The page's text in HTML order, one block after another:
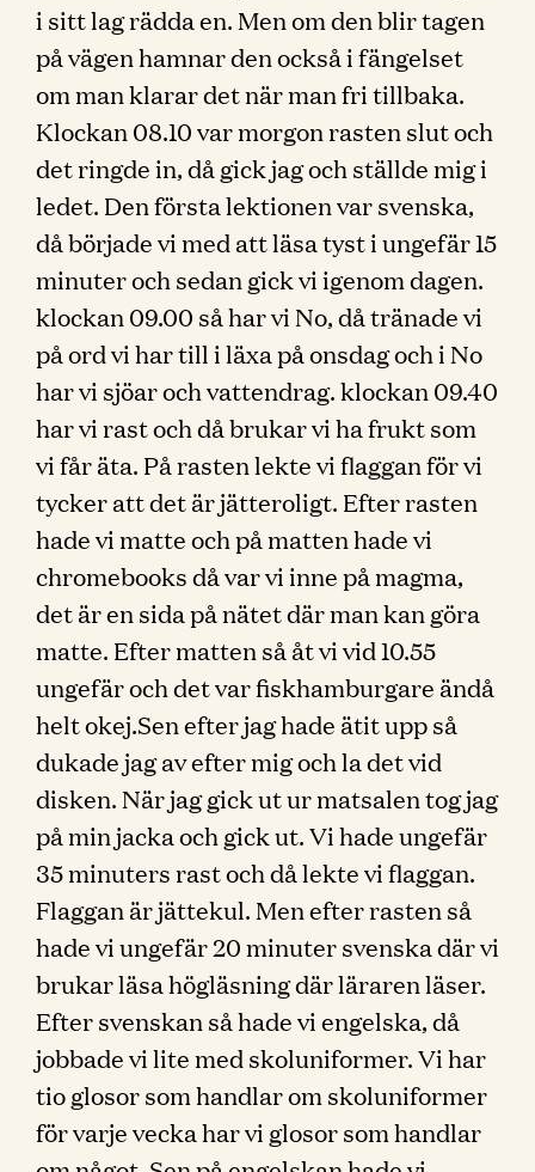
i sitt lag rädda en. Men om den blir tagen
på vägen hamnar den också i fängelset
om man klarar det när man fri tillbaka.
Klockan 08.10 var morgon rasten slut och
det ringde in, då gick jag och ställde mig i
ledet. Den första lektionen var svenska,
då började vi med att läsa tyst i ungefär 15
minuter och sedan gick vi igenom dagen.
klockan 09.00 så har vi No, då tränade vi
på ord vi har till i läxa på onsdag och i No
har vi sjöar och vattendrag. klockan 09.40
har vi rast och då brukar vi ha frukt som
vi får äta. På rasten lekte vi flaggan för vi
tycker att det är jätteroligt. Efter rasten
hade vi matte och på matten hade vi
chromebooks då var vi inne på magma,
det är en sida på nätet där man kan göra
matte. Efter matten så åt vi vid 10.55
ungefär och det var fiskhamburgare ändå
helt okej.Sen efter jag hade ätit upp så
dukade jag av efter mig och la det vid
disken. När jag gick ut ur matsalen tog jag
på min jacka och gick ut. Vi hade ungefär
35 minuters rast och då lekte vi flaggan.
Flaggan är jättekul. Men efter rasten så
hade vi ungefär 20 minuter svenska där vi
brukar läsa högläsning där läraren läser.
Efter svenskan så hade vi engelska, då
jobbade vi lite med skoluniformer. Vi har
tio glosor som handlar om skoluniformer
för varje vecka har vi glosor som handlar